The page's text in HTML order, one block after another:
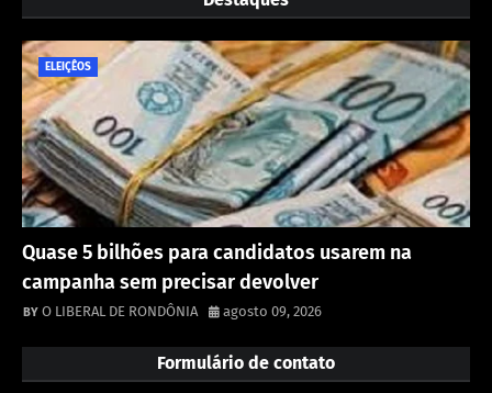
ELEIÇÊOS
Quase 5 bilhões para candidatos usarem na
campanha sem precisar devolver
O LIBERAL DE RONDÔNIA agosto 09, 2026
Formulário de contato